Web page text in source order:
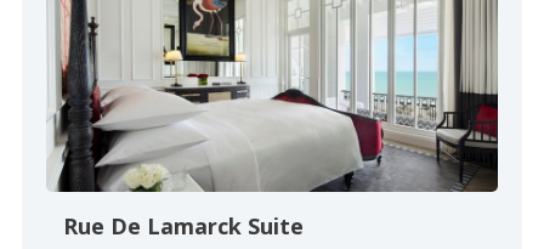
Rue De Lamarck Suite